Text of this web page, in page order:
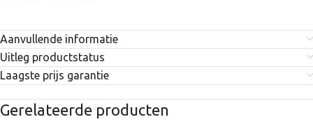
Aanvullende informatie
Uitleg productstatus
Laagste prijs garantie
Gerelateerde producten